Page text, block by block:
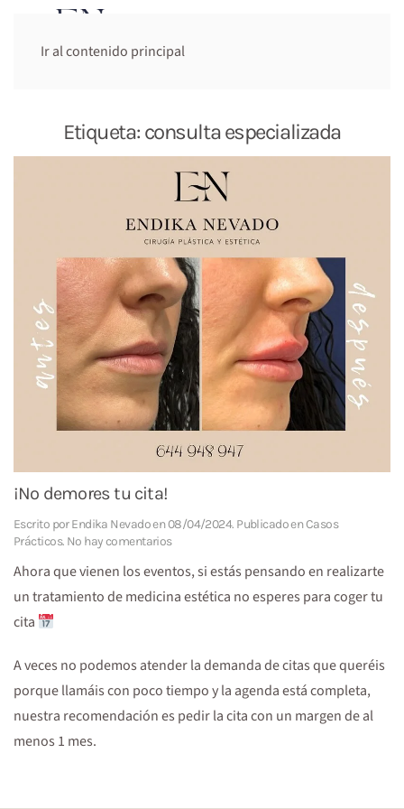
Ir al contenido principal
Etiqueta: consulta especializada
¡No demores tu cita!
Escrito porEndika Nevadoen08/04/2024. Publicado enCasos
Prácticos. No hay comentariosen
demores
tu
Ahora que vienen los eventos, si estás pensando en realizarte
un tratamiento de medicina estética no esperes para coger tu
cita
A veces no podemos atender la demanda de citas que queréis
porque llamáis con poco tiempo y la agenda está completa,
nuestra recomendación es pedir la cita con un margen de al
menos 1 mes.